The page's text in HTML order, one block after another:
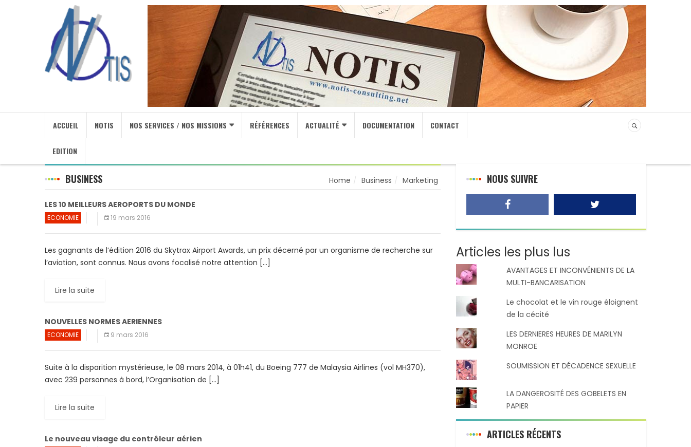
ACCUEIL NOTIS NOS SERVICES / NOS MISSIONS RÉFÉRENCES ACTUALITÉ DOCUMENTATION CONTACT
EDITION
BUSINESS Home Business Marketing
LES 10 MEILLEURS AEROPORTS DU MONDE
ECONOMIE 19 mars 2016
Les gagnants de l’édition 2016 du Skytrax Airport Awards, un prix décerné par un organisme de recherche sur
l’aviation, sont connus. Nous avons focalisé notre attention […]
Lire la suite
NOUVELLES NORMES AERIENNES
ECONOMIE 9 mars 2016
Suite à la disparition mystérieuse, le 08 mars 2014, à 01h41, du Boeing 777 de Malaysia Airlines (vol MH370),
avec 239 personnes à bord, l’Organisation de […]
Lire la suite
Le nouveau visage du contrôleur aérien
NOUS SUIVRE
Articles les plus lus
AVANTAGES ET INCONVÉNIENTS DE LA
MULTI-BANCARISATION
Le chocolat et le vin rouge éloignent
de la cécité
LES DERNIERES HEURES DE MARILYN
MONROE
SOUMISSION ET DÉCADENCE SEXUELLE
LA DANGEROSITÉ DES GOBELETS EN
PAPIER
ARTICLES RÉCENTS